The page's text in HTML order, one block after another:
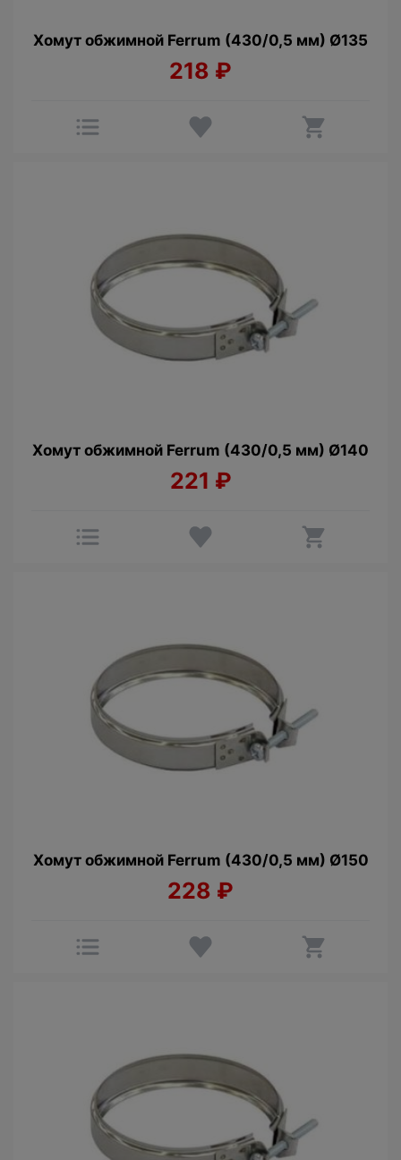
Хомут обжимной Ferrum (430/0,5 мм) Ø135
218 ₽
Хомут обжимной Ferrum (430/0,5 мм) Ø140
221 ₽
Хомут обжимной Ferrum (430/0,5 мм) Ø150
228 ₽